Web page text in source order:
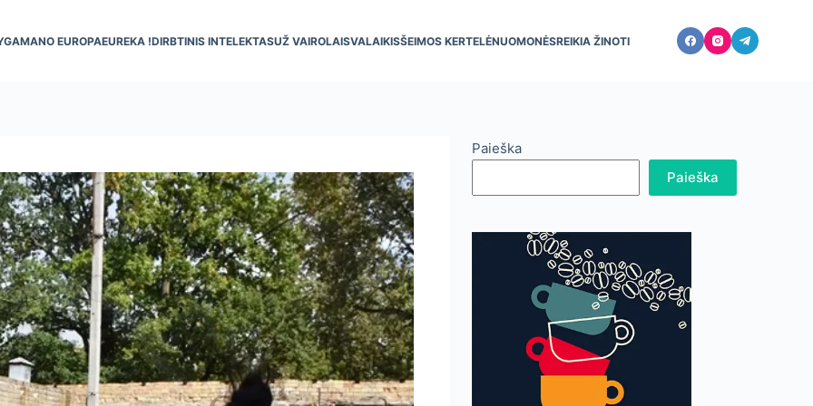
MANO EUROPAEUREKA !DIRBTINIS INTELEKTASUŽ VAIROLAISVALAIKISŠEIMOS KERTELĖNUOMONĖSREIKIA ŽINOTI
Paieška
Paieška